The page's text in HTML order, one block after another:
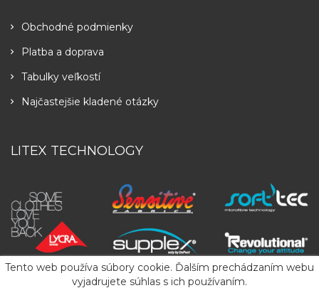
Tento web používa súbory cookie. Ďalším prechádzaním webu
vyjadrujete súhlas s ich používaním.
Obchodné podmienky
Platba a doprava
Tabulky veľkostí
Najčastejšie kladené otázky
LITEX TECHNOLOGY